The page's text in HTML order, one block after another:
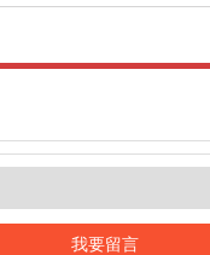
我要留言